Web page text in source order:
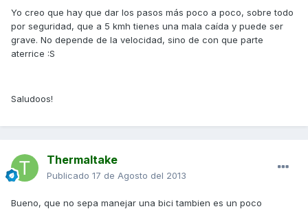
Yo creo que hay que dar los pasos más poco a poco, sobre todo
por seguridad, que a 5 kmh tienes una mala caída y puede ser
grave. No depende de la velocidad, sino de con que parte
aterrice :S
Saludoos!
Thermaltake
Publicado 17 de Agosto del 2013
Bueno, que no sepa manejar una bici tambien es un poco